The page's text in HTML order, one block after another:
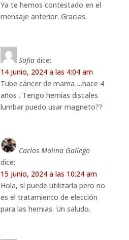
Ya te hemos contestado en el
mensaje anterior. Gracias.
Sofia dice:
14 junio, 2024 a las 4:04 am
Tube cáncer de mama …hace 4
años . Tengo hernias discales
lumbar puedo usar magneto??
Carlos Molina Gallego
dice:
15 junio, 2024 a las 10:24 am
Hola, sí puede utilizarla pero no
es el tratamiento de elección
para las hernias. Un saludo.